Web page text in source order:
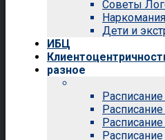
Советы
Дети и
ИБЦ
разное